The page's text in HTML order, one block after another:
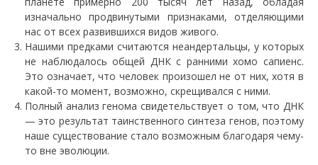
изначально продвинутыми признаками, отделяющими
нас от всех развившихся видов живого.
Нашими предками считаются неандертальцы, у которых
не наблюдалось общей ДНК с ранними хомо сапиенс.
Это означает, что человек произошел не от них, хотя в
какой-то момент, возможно, скрещивался с ними.
Полный анализ генома свидетельствует о том, что ДНК
— это результат таинственного синтеза генов, поэтому
наше существование стало возможным благодаря чему-
то вне эволюции.